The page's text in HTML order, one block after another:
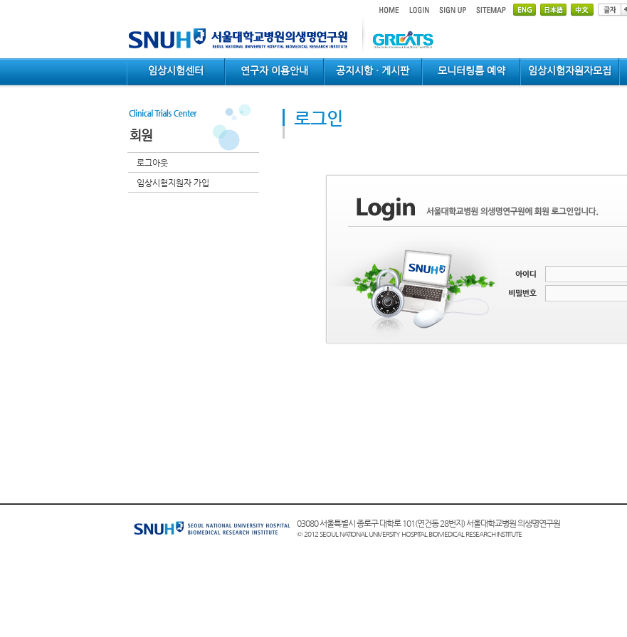
임상시험센터 연구자 이용안내 공지시항 · 게시판 모니터링룸 예약 임상시험자원자모집
회원
로그아웃
임상시험지원자 가입
로그인
03080 서울특별시 종로구 대학로 101(연건동 28번지) 서울대학교병원 의생명연구원
© 2012 SEOUL NATIONAL UNIVERSITY HOSPITAL BIOMEDICAL RESEARCH INSTITUTE